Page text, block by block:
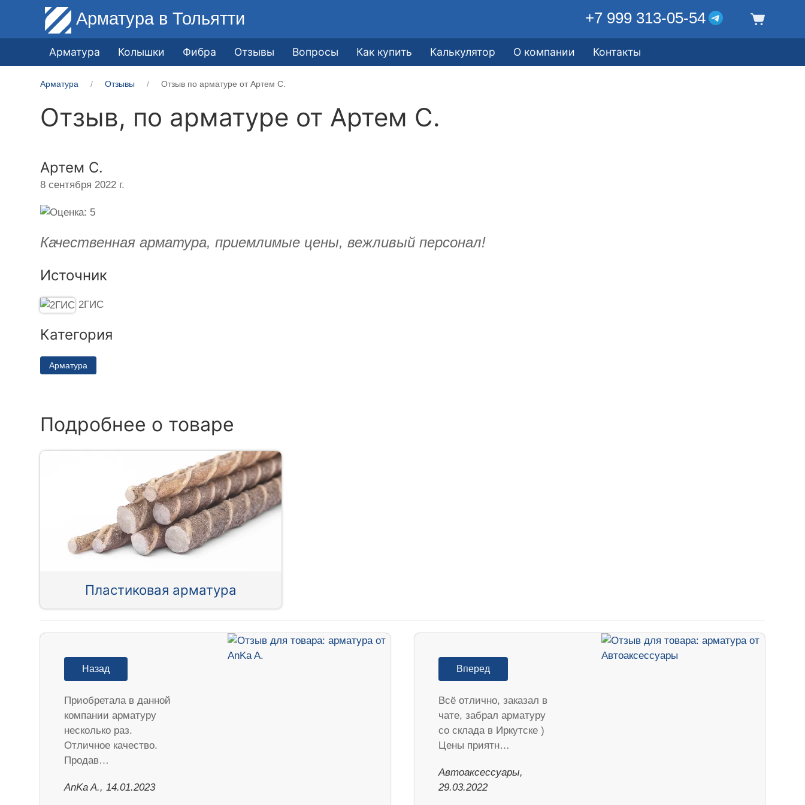
Арматура в Тольятти +7 999 313-05-54
Арматура Колышки Фибра Отзывы Вопросы Как купить Калькулятор О компании Контакты
Арматура Отзывы Отзыв по арматуре от Артем С.
Отзыв, по арматуре от Артем С.
Артем С.
8 сентября 2022 г.
Качественная арматура, приемлимые цены, вежливый персонал!
Источник
2ГИС
Категория
Арматура
Подробнее о товаре
Пластиковая арматура
Назад
Приобретала в данной
компании арматуру
несколько раз.
Отличное качество.
Продав…
AnKa A., 14.01.2023
Вперед
Всё отлично, заказал в
чате, забрал арматуру
со склада в Иркутске )
Цены приятн…
Автоаксессуары,
29.03.2022